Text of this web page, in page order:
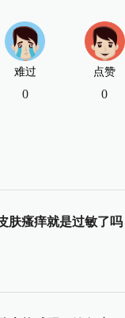
难过
0
点赞
0
肤瘙痒就是过敏了